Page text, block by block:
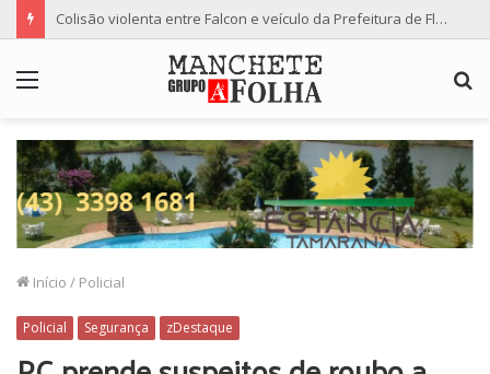
Colisão violenta entre Falcon e veículo da Prefeitura de Floresta termina com dois feridos
Início / Policial
Policial Segurança zDestaque